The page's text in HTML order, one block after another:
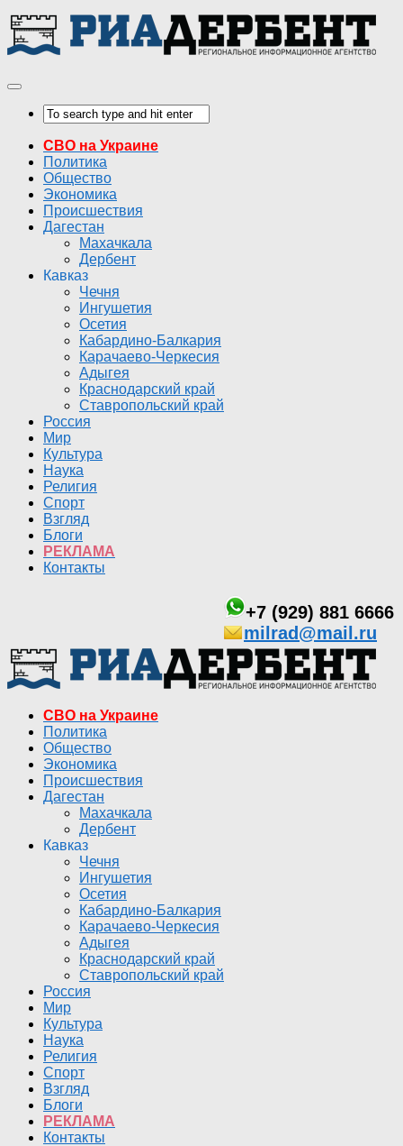
СВО на Украине
Политика
Общество
Экономика
Происшествия
Дагестан
Махачкала
Дербент
Кавказ
Чечня
Ингушетия
Осетия
Кабардино-Балкария
Карачаево-Черкесия
Адыгея
Краснодарский край
Ставропольский край
Россия
Мир
Культура
Наука
Религия
Спорт
Взгляд
Блоги
РЕКЛАМА
Контакты
+7 (929) 881 6666
milrad@mail.ru
СВО на Украине
Политика
Общество
Экономика
Происшествия
Дагестан
Махачкала
Дербент
Кавказ
Чечня
Ингушетия
Осетия
Кабардино-Балкария
Карачаево-Черкесия
Адыгея
Краснодарский край
Ставропольский край
Россия
Мир
Культура
Наука
Религия
Спорт
Взгляд
Блоги
РЕКЛАМА
Контакты